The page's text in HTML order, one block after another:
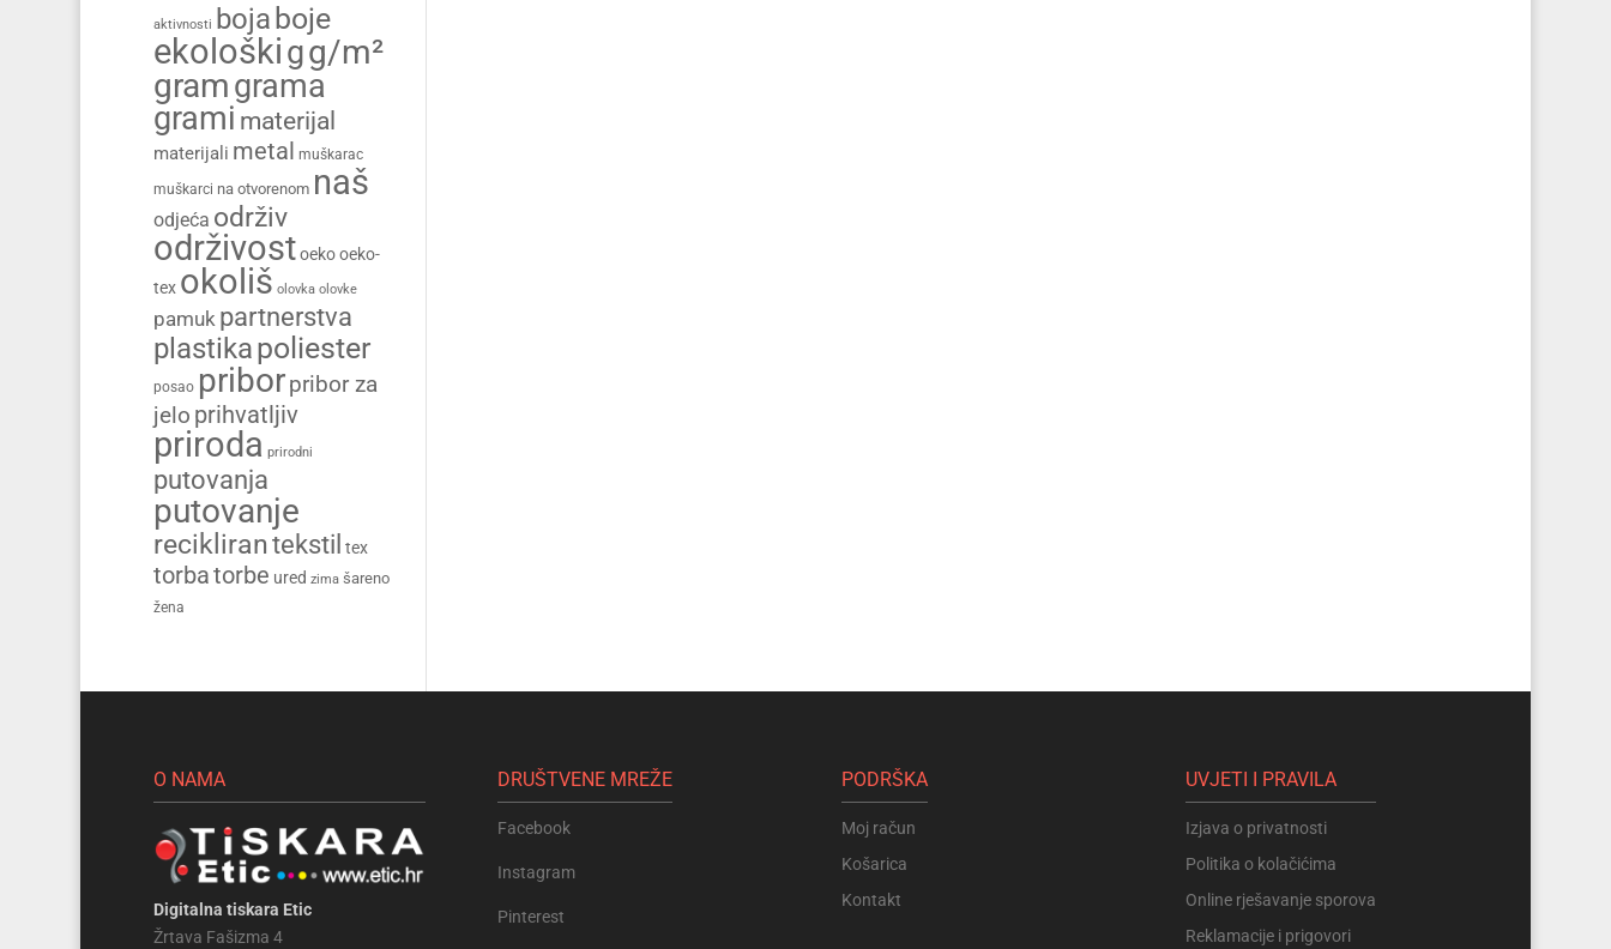
aktivnosti boja boje
ekološkigg/m²
gramgrama
grami materijal
materijali metal muškarac
muškarci na otvorenom naš
odjeća održiv
održivost oeko oeko-
tex okoliš olovka olovke
pamuk partnerstva
plastikapoliester
posao priborpribor za
jelo prihvatljiv
priroda prirodni
putovanja
putovanje
recikliran tekstil tex
torbatorbe ured zima šareno
žena
O NAMA
Digitalna tiskara Etic
Žrtava Fašizma 4
DRUŠTVENE MREŽE
Facebook
Instagram
Pinterest
PODRŠKA
Moj račun
Košarica
Kontakt
UVJETI I PRAVILA
Izjava o privatnosti
Politika o kolačićima
Online rješavanje sporova
Reklamacije i prigovori